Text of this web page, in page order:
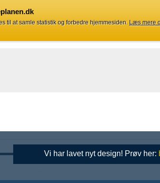
til at samle statistik og forbedre hjemmesiden. Læs mere
Vi har lavet nyt design! Prøv her: